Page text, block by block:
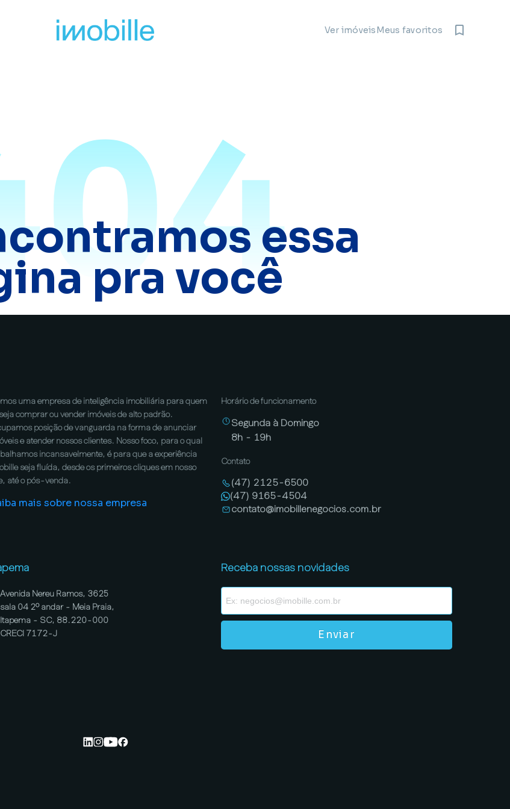
Ver imóveisMeus favoritos
essa
pra você
uma empresa de inteligência imobiliária para quem
comprar ou vender imóveis de alto padrão.
posição de vanguarda na forma de anunciar
e atender nossos clientes. Nosso foco, para o qual
incansavelmente, é para que a experiência
seja fluída, desde os primeiros cliques em nosso
até o pós-venda.
mais sobre nossa empresa
Horário de funcionamento
Segunda à Domingo
8h - 19h
Contato
(47) 2125-6500
(47) 9165-4504
contato@imobillenegocios.com.br
Avenida Nereu Ramos, 3625
sala 04 2º andar - Meia Praia,
Itapema - SC, 88.220-000
CRECI 7172-J
Receba nossas novidades
Enviar